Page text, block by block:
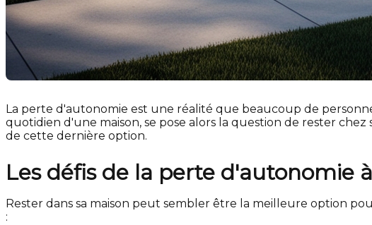
La perte d'autonomie est une réalité que beaucoup de
quotidien d'une maison, se pose alors la question de rester
de cette dernière option.
Les défis de la perte d'autonomie
Rester dans sa maison peut sembler être la meilleure option
: